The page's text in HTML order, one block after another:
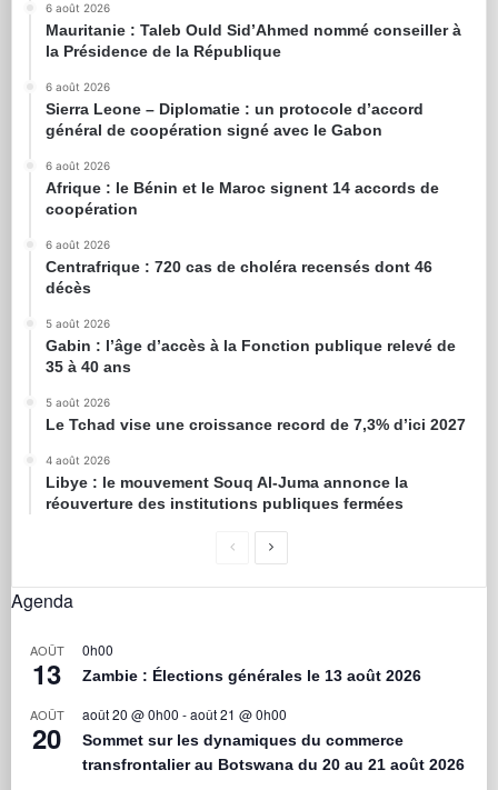
6 août 2026
Mauritanie : Taleb Ould Sid’Ahmed nommé conseiller à
la Présidence de la République
6 août 2026
Sierra Leone – Diplomatie : un protocole d’accord
général de coopération signé avec le Gabon
6 août 2026
Afrique : le Bénin et le Maroc signent 14 accords de
coopération
6 août 2026
Centrafrique : 720 cas de choléra recensés dont 46
décès
5 août 2026
Gabin : l’âge d’accès à la Fonction publique relevé de
35 à 40 ans
5 août 2026
Le Tchad vise une croissance record de 7,3% d’ici 2027
4 août 2026
Libye : le mouvement Souq Al-Juma annonce la
réouverture des institutions publiques fermées
Agenda
AOÛT
13
0h00
Zambie : Élections générales le 13 août 2026
AOÛT
20
août 20 @ 0h00 -août 21 @ 0h00
Sommet sur les dynamiques du commerce
transfrontalier au Botswana du 20 au 21 août 2026